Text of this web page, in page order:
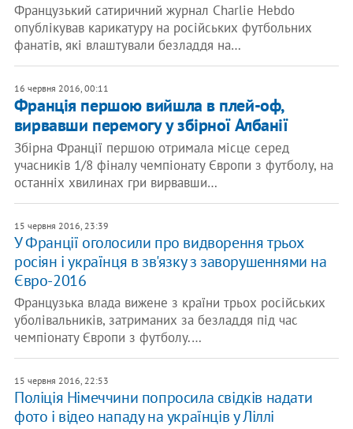
Французький сатиричний журнал Charlie Hebdo
опублікував карикатуру на російських футбольних
фанатів, які влаштували безладдя на…
16 червня 2016, 00:11
Франція першою вийшла в плей-оф,
вирвавши перемогу у збірної Албанії
Збірна Франції першою отримала місце серед
учасників 1/8 фіналу чемпіонату Європи з футболу, на
останніх хвилинах гри вирвавши…
15 червня 2016, 23:39
У Франції оголосили про видворення трьох
росіян і українця в зв'язку з заворушеннями на
Євро-2016
Французька влада вижене з країни трьох російських
уболівальників, затриманих за безладдя під час
чемпіонату Європи з футболу.…
15 червня 2016, 22:53
Поліція Німеччини попросила свідків надати
фото і відео нападу на українців у Ліллі